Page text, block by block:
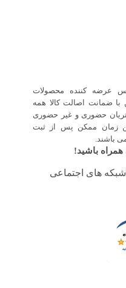
عرضه کننده محصولات
با ضمانت اصالت کالا همه
حضوری و غیر حضوری
زمان ممکن پس از ثبت
باشند.
باشید!